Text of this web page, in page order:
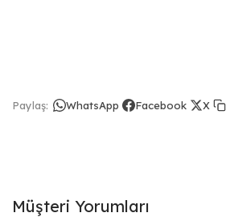
Paylaş: WhatsApp Facebook X
Müşteri Yorumları